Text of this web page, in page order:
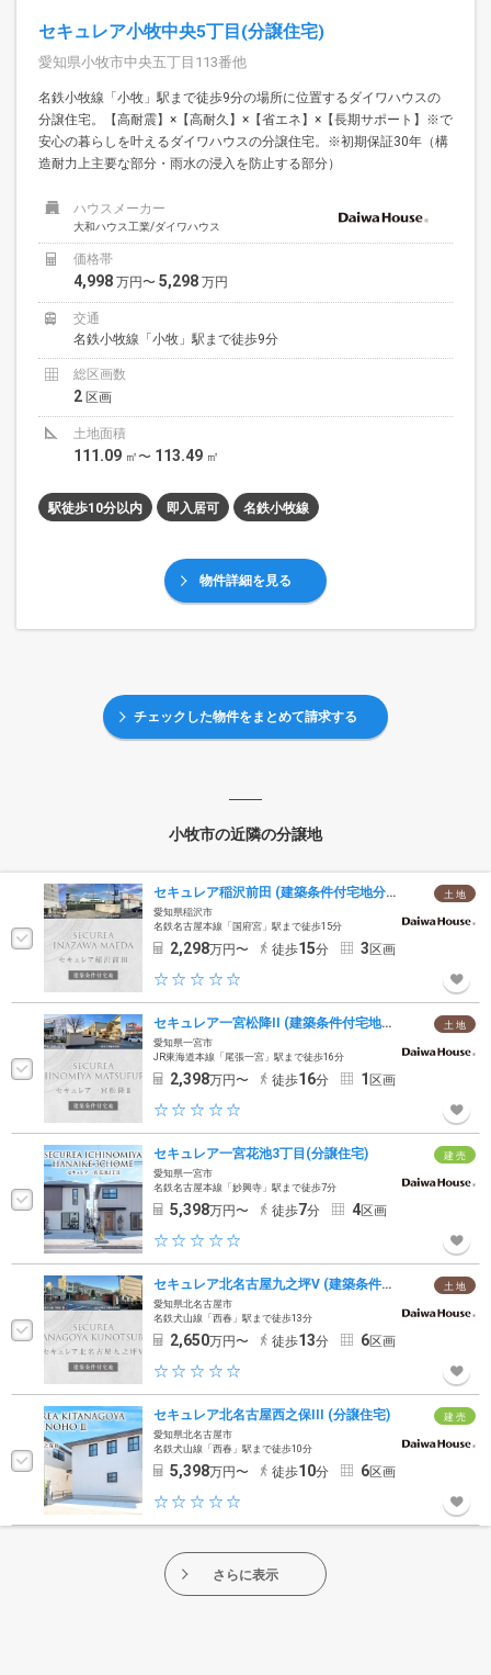
セキュレア小牧中央5丁目(分譲住宅)
愛知県小牧市中央五丁目113番他
名鉄小牧線「小牧」駅まで徒歩9分の場所に位置するダイワハウスの
分譲住宅。【高耐震】×【高耐久】×【省エネ】×【長期サポート】※で
安心の暮らしを叶えるダイワハウスの分譲住宅。※初期保証30年（構
造耐力上主要な部分・雨水の浸入を防止する部分）
ハウスメーカー
大和ハウス工業/ダイワハウス
価格帯
4,998 万円〜 5,298 万円
交通
名鉄小牧線「小牧」駅まで徒歩9分
総区画数
2 区画
土地面積
111.09 ㎡〜 113.49 ㎡
駅徒歩10分以内 即入居可 名鉄小牧線
物件詳細を見る
チェックした物件をまとめて請求する
小牧市の近隣の分譲地
土 地
セキュレア稲沢前田 (建築条件付宅地分譲)
愛知県稲沢市
名鉄名古屋本線「国府宮」駅まで徒歩15分
2,298万円〜 徒歩15分 3 区画
土 地
セキュレア一宮松降II (建築条件付宅地分譲)
愛知県一宮市
JR東海道本線「尾張一宮」駅まで徒歩16分
2,398万円〜 徒歩16分 1 区画
建 売
セキュレア一宮花池3丁目(分譲住宅)
愛知県一宮市
名鉄名古屋本線「妙興寺」駅まで徒歩7分
5,398万円〜 徒歩7分 4区画
土 地
セキュレア北名古屋九之坪V (建築条件付宅地分譲)
愛知県北名古屋市
名鉄犬山線「西春」駅まで徒歩13分
2,650万円〜 徒歩13分 6区画
建 売
セキュレア北名古屋西之保III (分譲住宅)
愛知県北名古屋市
名鉄犬山線「西春」駅まで徒歩10分
5,398万円〜 徒歩10分 6区画
さらに表示